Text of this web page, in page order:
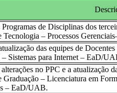
de Disciplinas dos
Tecnologia – Processos
das equipes de
Sistemas para Internet – EaD/
no PPC e a atualização
Graduação – Licenciatura em
– EaD/UAB.